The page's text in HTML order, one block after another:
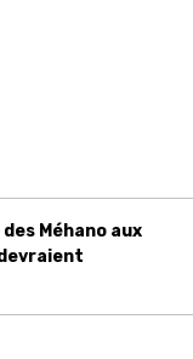
Méhano aux